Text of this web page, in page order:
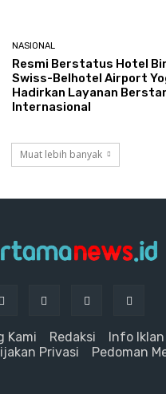
NASIONAL
Resmi Berstatus Hotel
Swiss-Belhotel Airport
Hadirkan Layanan
Internasional
Muat lebih banyak
Kami Redaksi
Info Iklan
Privasi
Pedoman